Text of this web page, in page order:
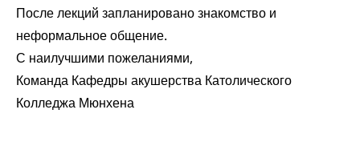
После лекций запланировано знакомство и
неформальное общение.
С наилучшими пожеланиями,
Команда Кафедры акушерства Католического
Колледжа Мюнхена